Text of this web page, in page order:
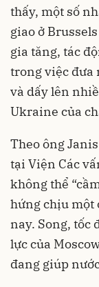
thấy, một số
giao ở
gia tăng, tác
trong việc đưa
và dấy lên
Ukraine của
Theo ông
tại Viện Các
không thể
hứng chịu một
nay. Song, tốc
lực của
đang giúp